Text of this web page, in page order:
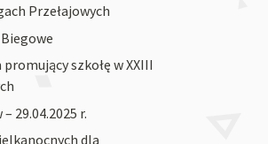
Przełajowych
szkołę w XXIII
29.04.2025 r.
dla